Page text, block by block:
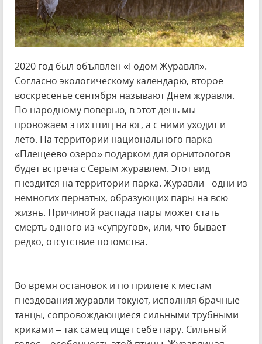
2020 год был объявлен «Годом Журавля».
Согласно экологическому календарю, второе
воскресенье сентября называют Днем журавля.
По народному поверью, в этот день мы
провожаем этих птиц на юг, а с ними уходит и
лето. На территории национального парка
«Плещеево озеро» подарком для орнитологов
будет встреча с Серым журавлем. Этот вид
гнездится на территории парка. Журавли - одни из
немногих пернатых, образующих пары на всю
жизнь. Причиной распада пары может стать
смерть одного из «супругов», или, что бывает
редко, отсутствие потомства.
Во время остановок и по прилете к местам
гнездования журавли токуют, исполняя брачные
танцы, сопровождающиеся сильными трубными
криками – так самец ищет себе пару. Сильный